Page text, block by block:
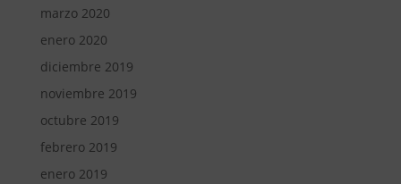
marzo 2020
enero 2020
diciembre 2019
noviembre 2019
octubre 2019
febrero 2019
enero 2019